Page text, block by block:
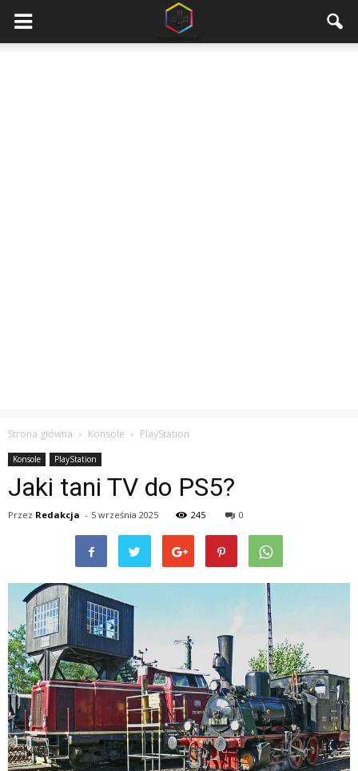
Strona główna Konsole PlayStation
Konsole PlayStation
Jaki tani TV do PS5?
Przez Redakcja - 5 września 2025 245 0